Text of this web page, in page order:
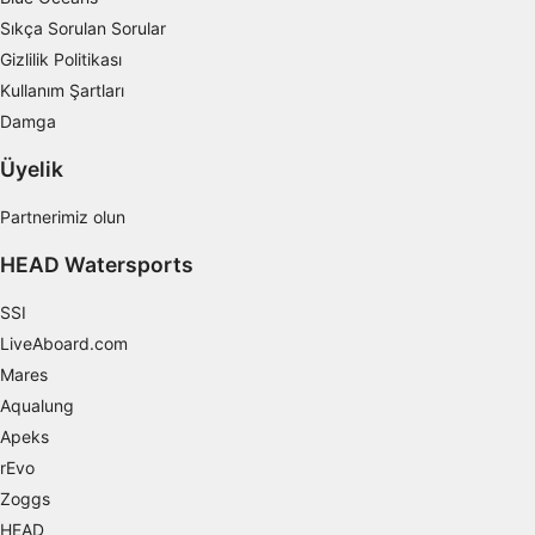
Sıkça Sorulan Sorular
Gizlilik Politikası
Kullanım Şartları
Damga
Üyelik
Partnerimiz olun
HEAD Watersports
SSI
LiveAboard.com
Mares
Aqualung
Apeks
rEvo
Zoggs
HEAD
İçerik performansını ölçmek
İstatistikler veya farklı kaynaklardan gelen
verilerin bileşimleri yoluyla hedef kitleleri
Hizmetleri geliştirmek ve iyileştirmek
İçerik seçmek için sınırlı veri kullanmak
Aktif olarak talep edilen bilgilere dayanarak
cihazları belirlemek
Gerekli
Fonksiyonel